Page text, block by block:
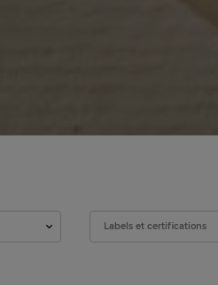
Labels et certifications